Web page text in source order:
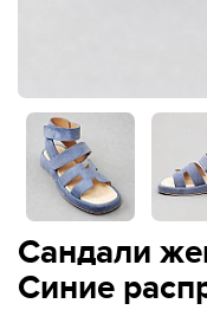
Сандали
Синие